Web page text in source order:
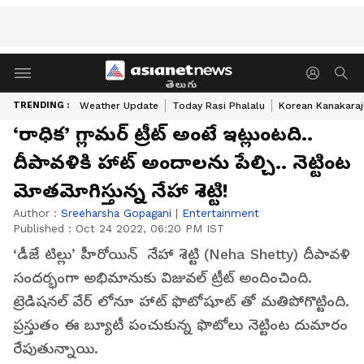
తెలుగు
TRENDING : Weather Update Today Rasi Phalalu Korean
‘రాధిక’ గ్లామర్ ట్రీట్ అంటే ఇట్లుంటది..
దీపావళికి హాట్ అందాలను పేల్చి.. నెట్టింట
మోతమోగిస్తున్న నేహా శెట్టి!
Author : Sreeharsha Gopagani | Entertainment
Published : Oct 24 2022, 06:20 PM IST
‘డీజే టిల్లు’ హీరోయిన్ నేహా శెట్టి (Neha Shetty) దీపావళి
సందర్భంగా అభిమానుకు విజువల్ ట్రీట్ అందించింది.
ట్రెడిషనల్ వేర్ లోనూ హాట్ ఫొటోషూట్ తో మతిపోగొట్టింది.
ప్రస్తుతం ఈ బ్యూటీ పంచుకున్న ఫొటోలు నెట్టింట దుమారం
రేపుతున్నాయి.